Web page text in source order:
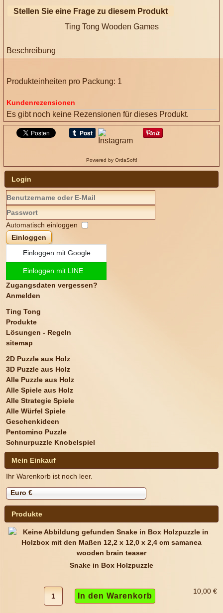
Stellen Sie eine Frage zu diesem Produkt
Ting Tong Wooden Games
Beschreibung
Produkteinheiten pro Packung: 1
Kundenrezensionen
Es gibt noch keine Rezensionen für dieses Produkt.
Powered by OrdaSoft!
Login
Automatisch einloggen
Einloggen
Einloggen mit Google
Einloggen mit LINE
Zugangsdaten vergessen?
Anmelden
Ting Tong
Produkte
Lösungen - Regeln
sitemap
2D Puzzle aus Holz
3D Puzzle aus Holz
Alle Puzzle aus Holz
Alle Spiele aus Holz
Alle Strategie Spiele
Alle Würfel Spiele
Geschenkideen
Pentomino Puzzle
Schnurpuzzle Knobelspiel
Mein Einkauf
Ihr Warenkorb ist noch leer.
Euro €
Produkte
Snake in Box Holzpuzzle
10,00 €